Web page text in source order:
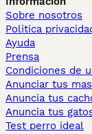
Sobre nosotros
Politica
Ayuda
Prensa
Condiciones de
Anunciar tus
Anuncia tus
Anuncia tus
Test perro ideal